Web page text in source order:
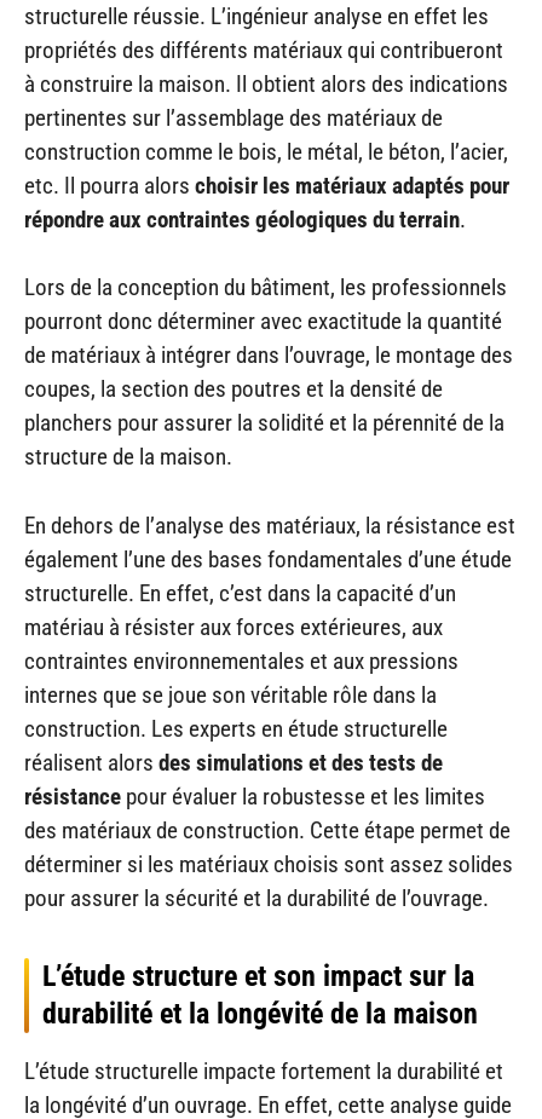
structurelle réussie. L’ingénieur analyse en effet les
propriétés des différents matériaux qui contribueront
à construire la maison. Il obtient alors des indications
pertinentes sur l’assemblage des matériaux de
construction comme le bois, le métal, le béton, l’acier,
etc. Il pourra alors choisir les matériaux adaptés pour
répondre aux contraintes géologiques du terrain.
Lors de la conception du bâtiment, les professionnels
pourront donc déterminer avec exactitude la quantité
de matériaux à intégrer dans l’ouvrage, le montage des
coupes, la section des poutres et la densité de
planchers pour assurer la solidité et la pérennité de la
structure de la maison.
En dehors de l’analyse des matériaux, la résistance est
également l’une des bases fondamentales d’une étude
structurelle. En effet, c’est dans la capacité d’un
matériau à résister aux forces extérieures, aux
contraintes environnementales et aux pressions
internes que se joue son véritable rôle dans la
construction. Les experts en étude structurelle
réalisent alors des simulations et des tests de
résistance pour évaluer la robustesse et les limites
des matériaux de construction. Cette étape permet de
déterminer si les matériaux choisis sont assez solides
pour assurer la sécurité et la durabilité de l’ouvrage.
L’étude structure et son impact sur la
durabilité et la longévité de la maison
L’étude structurelle impacte fortement la durabilité et
la longévité d’un ouvrage. En effet, cette analyse guide